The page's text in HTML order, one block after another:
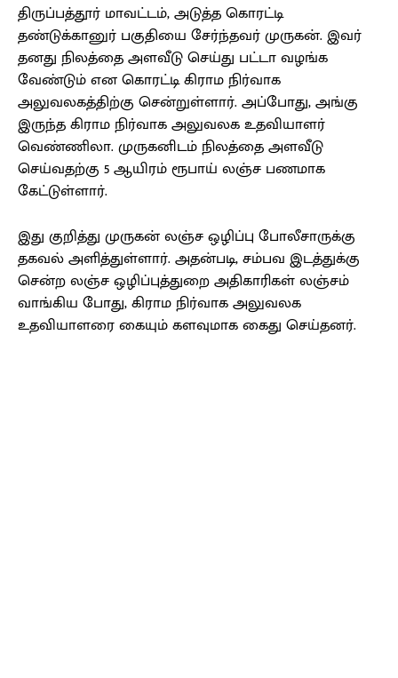
திருப்பத்தூர் மாவட்டம், அடுத்த கொரட்டி
தண்டுக்கானுர் பகுதியை சேர்ந்தவர் முருகன். இவர்
தனது நிலத்தை அளவீடு செய்து பட்டா வழங்க
வேண்டும் என கொரட்டி கிராம நிர்வாக
அலுவலகத்திற்கு சென்றுள்ளார். அப்போது, அங்கு
இருந்த கிராம நிர்வாக அலுவலக உதவியாளர்
வெண்ணிலா. முருகனிடம் நிலத்தை அளவீடு
செய்வதற்கு 5 ஆயிரம் ரூபாய் லஞ்ச பணமாக
கேட்டுள்ளார்.
இது குறித்து முருகன் லஞ்ச ஒழிப்பு போலீசாருக்கு
தகவல் அளித்துள்ளார். அதன்படி, சம்பவ இடத்துக்கு
சென்ற லஞ்ச ஒழிப்புத்துறை அதிகாரிகள் லஞ்சம்
வாங்கிய போது, கிராம நிர்வாக அலுவலக
உதவியாளரை கையும் களவுமாக கைது செய்தனர்.